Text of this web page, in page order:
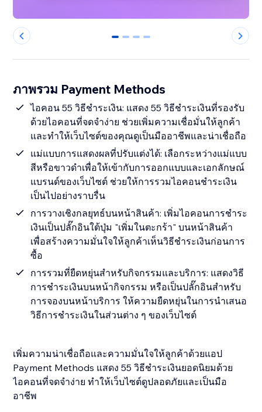
0 1 2 3
ภาพรวม Payment Methods
ไอคอน 55 วิธีชำระเงิน: แสดง 55 วิธีชำระเงินที่รองรับ
ด้วยไอคอนที่จดจำง่าย ช่วยเพิ่มความเชื่อมั่นให้ลูกค้า
และทำให้เว็บไซต์ของคุณดูเป็นมืออาชีพและน่าเชื่อถือ
แม่แบบการแสดงผลที่ปรับแต่งได้: เลือกระหว่างแม่แบบ
สีหรือขาวดำเพื่อให้เข้ากับการออกแบบและเอกลักษณ์
แบรนด์ของเว็บไซต์ ช่วยให้การรวมไอคอนชำระเงิน
เป็นไปอย่างราบรื่น
การวางเชิงกลยุทธ์บนหน้าสินค้า: เพิ่มไอคอนการชำระ
เงินเป็นปลั๊กอินใต้ปุ่ม "เพิ่มในตะกร้า" บนหน้าสินค้า
เพื่อสร้างความมั่นใจให้ลูกค้าเห็นวิธีชำระเงินก่อนการ
ซื้อ
การรวมที่ยืดหยุ่นสำหรับกิจกรรมและบริการ: แสดงวิธี
การชำระเงินบนหน้ากิจกรรม หรือเป็นปลั๊กอินสำหรับ
การจองบนหน้าบริการ ให้ความยืดหยุ่นในการนำเสนอ
วิธีการชำระเงินในส่วนต่าง ๆ ของเว็บไซต์
เพิ่มความน่าเชื่อถือและความมั่นใจให้ลูกค้าด้วยแอป
Payment Methods แสดง 55 วิธีชำระเงินยอดนิยมด้วย
ไอคอนที่จดจำง่าย ทำให้เว็บไซต์ดูปลอดภัยและเป็นมือ
อาชีพ